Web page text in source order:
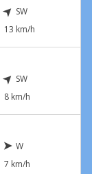
SW
13 km/h
SW
8 km/h
W
7 km/h